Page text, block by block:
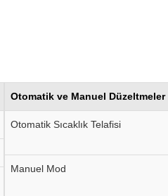
Otomatik ve Manuel Düzeltmeler
Otomatik Sıcaklık Telafisi
Manuel Mod